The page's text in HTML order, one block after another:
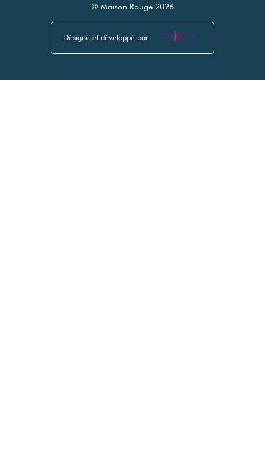
© Maison Rouge 2026
Désigné et développé par